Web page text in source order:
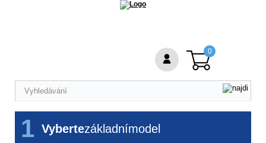
Vybertezákladnímodel
1
0